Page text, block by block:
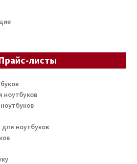
листы
ноутбуков
ноутбуков